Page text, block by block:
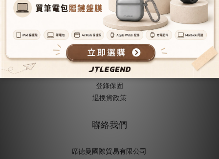
防詐騙提醒
售後服務
聯絡我們
保固說明
登錄保固
退換貨政策
聯絡我們
席德曼國際貿易有限公司